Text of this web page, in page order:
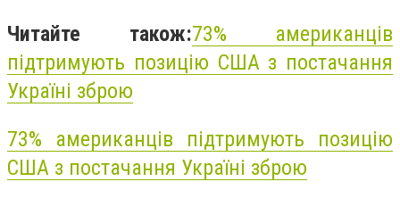
Читайте також:73% американців
підтримують позицію США з постачання
Україні зброю
73% американців підтримують позицію
США з постачання Україні зброю